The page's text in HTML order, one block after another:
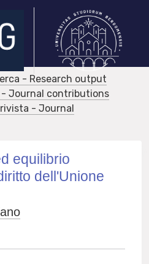
- Research output
- Journal contributions
- Journal
equilibrio
dell'Unione